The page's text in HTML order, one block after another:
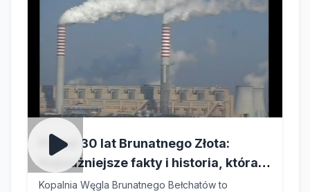
Ponad 30 lat Brunatnego Złota:
Najważniejsze fakty i historia, która
ukształtowała Bełchatów i polską
Kopalnia Węgla Brunatnego Bełchatów to